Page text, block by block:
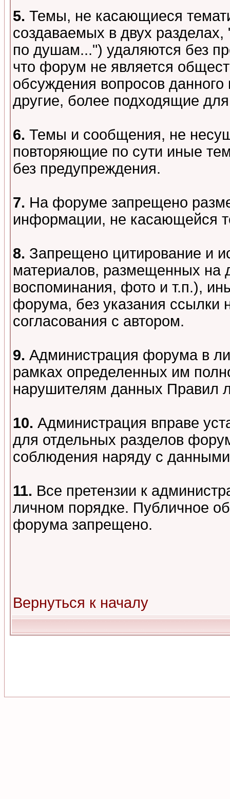
5. Темы, не касающиеся
создаваемых в двух
по душам...") удаляются без
что форум не является
обсуждения вопросов данного
другие, более подходящие для
6. Темы и сообщения, не
повторяющие по сути иные
без предупреждения.
7. На форуме запрещено
информации, не касающейся
8. Запрещено цитирование и
материалов, размещенных на
воспоминания, фото и т.п.),
форума, без указания ссылки
согласования с автором.
9. Администрация форума в
рамках определенных им
нарушителям данных Правил
10. Администрация вправе
для отдельных разделов
соблюдения наряду с
11. Все претензии к
личном порядке. Публичное
форума запрещено.
Вернуться к началу